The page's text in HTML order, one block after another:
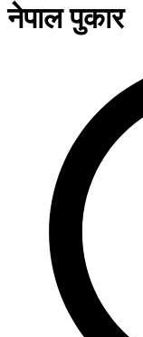
नेपाल पुकार